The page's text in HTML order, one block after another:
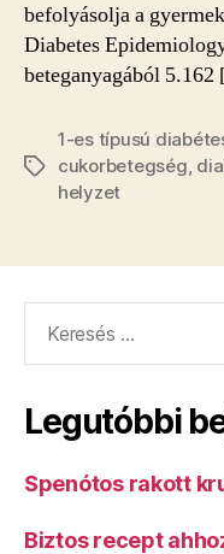
befolyásolja a
Diabetes
beteganyagából
Címkék
1-es típusú
cukorbetegség,
helyzet
Legutóbbi
Spenótos rakott
Biztos recept